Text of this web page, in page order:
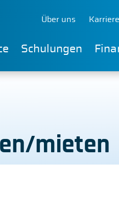
Über uns Karriere
Schulungen
mieten